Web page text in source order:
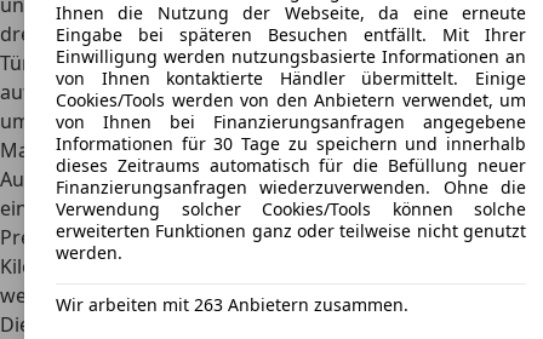
dreitürige Modell ab 34.000 Euro fällig, Modelle mit fünf
Türen und mehr Ausstattung kosteten ab 46.000 Euro
aufwärts. Das neueste Modell mit 2020-Facelift kostet
umgerechnet 37.700 Euro, ist aber auf dem deutschen
Markt nicht erhältlich.
Auf dem Gebrauchtwagenmarkt finden sich durchaus
einige Angebotefür den Pajero Sport. Hier beginnen die
Preise bei rund 3.300 Euro. Je nach Ausstattung und
Kilometerstand können auch bis zu 10.000 Euro fällig
werden.
Die Kfz-Steuer beträgt für den Mitsubishi Pajero Sport pro
Ihnen die Nutzung der Webseite, da eine erneute
Eingabe bei späteren Besuchen entfällt. Mit Ihrer
Einwilligung werden nutzungsbasierte Informationen an
von Ihnen kontaktierte Händler übermittelt. Einige
Cookies/Tools werden von den Anbietern verwendet, um
von Ihnen bei Finanzierungsanfragen angegebene
Informationen für 30 Tage zu speichern und innerhalb
dieses Zeitraums automatisch für die Befüllung neuer
Finanzierungsanfragen wiederzuverwenden. Ohne die
Verwendung solcher Cookies/Tools können solche
erweiterten Funktionen ganz oder teilweise nicht genutzt
werden.
Wir arbeiten mit 263 Anbietern zusammen.